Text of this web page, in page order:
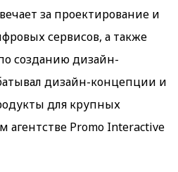
за проектирование и
сервисов, а также
созданию дизайн-
дизайн-концепции и
для крупных
агентстве Promo Interactive